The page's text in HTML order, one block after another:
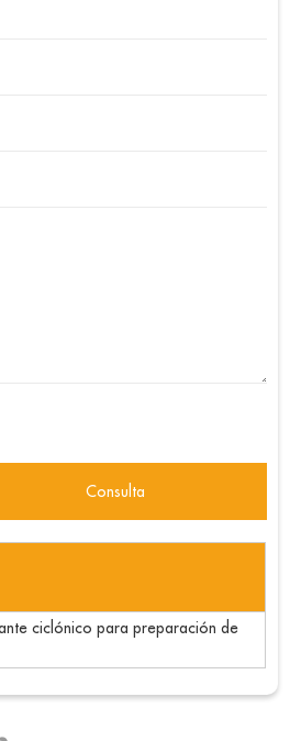
ciclónico para preparación de